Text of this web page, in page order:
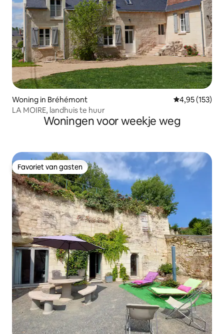
Woning in Bréhémont Gemiddelde
4,95 (153)
LA MOIRE, landhuis te huur
Woningen voor weekje weg
Favoriet van gasten
Favoriet van gasten